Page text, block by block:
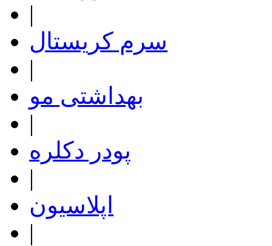
|
سرم کریستال
|
بهداشتی مو
|
پودر دکلره
|
اپلاسیون
|